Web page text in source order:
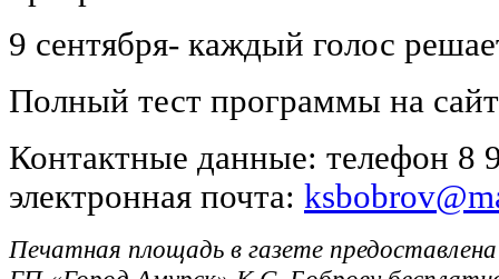
9 сентября- каждый голос
Полный тест программы на
Контактные данные: телефон 8
электронная почта:
Печатная площадь в газете